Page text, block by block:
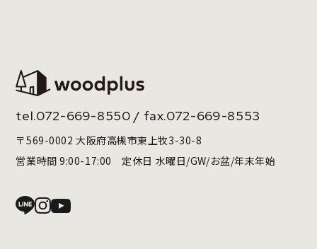
tel.072-669-8550 / fax.072-669-8553
〒569-0002 大阪府高槻市東上牧3-30-8
営業時間 9:00-17:00 定休日 水曜日/GW/お盆/年末年始